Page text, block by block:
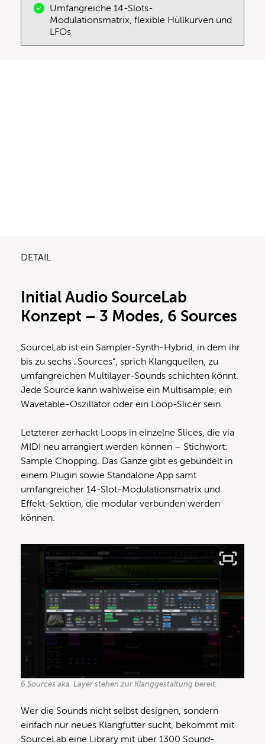
Umfangreiche 14-Slots-
Modulationsmatrix, flexible Hüllkurven und
LFOs
DETAIL
Initial Audio SourceLab
Konzept – 3 Modes, 6 Sources
SourceLab ist ein Sampler-Synth-Hybrid, in dem ihr
bis zu sechs „Sources“, sprich Klangquellen, zu
umfangreichen Multilayer-Sounds schichten könnt.
Jede Source kann wahlweise ein Multisample, ein
Wavetable-Oszillator oder ein Loop-Slicer sein.
Letzterer zerhackt Loops in einzelne Slices, die via
MIDI neu arrangiert werden können – Stichwort:
Sample Chopping. Das Ganze gibt es gebündelt in
einem Plugin sowie Standalone App samt
umfangreicher 14-Slot-Modulationsmatrix und
Effekt-Sektion, die modular verbunden werden
können.
6 Sources aka. Layer stehen zur Klanggestaltung bereit.
Wer die Sounds nicht selbst designen, sondern
einfach nur neues Klangfutter sucht, bekommt mit
SourceLab eine Library mit über 1300 Sound-